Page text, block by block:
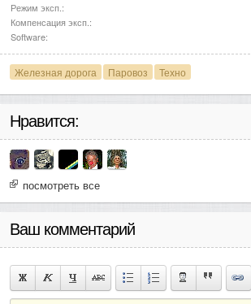
Режим эксп.:
Компенсация эксп.:
Software:
Железная дорога Паровоз Техно
Нравится:
посмотреть все
Ваш комментарий